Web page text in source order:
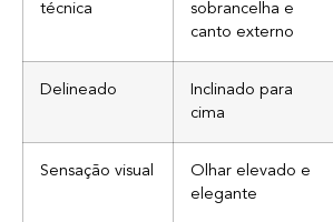
técnica
sobrancelha e
canto externo
Delineado
Inclinado para
cima
Sensação visual
Olhar elevado e
elegante